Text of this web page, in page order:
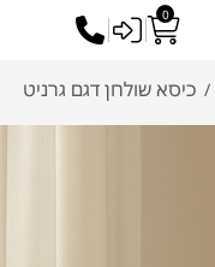
0
כניסה
/ כיסא שולחן דגם גרניט